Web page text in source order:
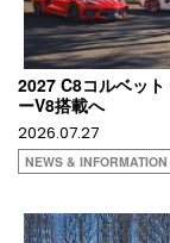
2027 C8コルベット
ーV8搭載へ
2026.07.27
NEWS & INFORMATION